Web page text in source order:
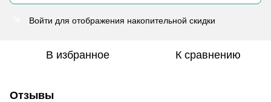
Войти для отображения накопительной скидки
В избранное К сравнению
Отзывы